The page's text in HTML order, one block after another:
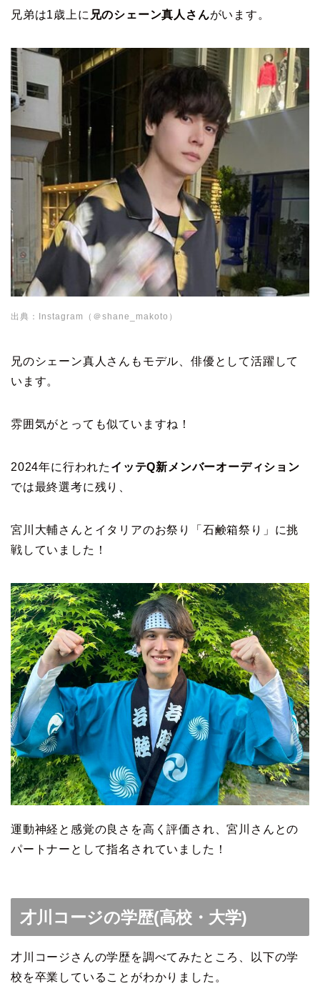
兄弟は1歳上に 兄のシェーン真人さんがいます。
出典：Instagram（＠shane_makoto）
兄のシェーン真人さんもモデル、俳優として活躍して
います。
雰囲気がとっても似ていますね！
2024年に行われた イッテQ新メンバーオーディション
では最終選考に残り、
宮川大輔さんとイタリアのお祭り「石鹸箱祭り」に挑
戦していました！
運動神経と感覚の良さを高く評価され、宮川さんとの
パートナーとして指名されていました！
才川コージの学歴(高校・大学)
才川コージさんの学歴を調べてみたところ、以下の学
校を卒業していることがわかりました。